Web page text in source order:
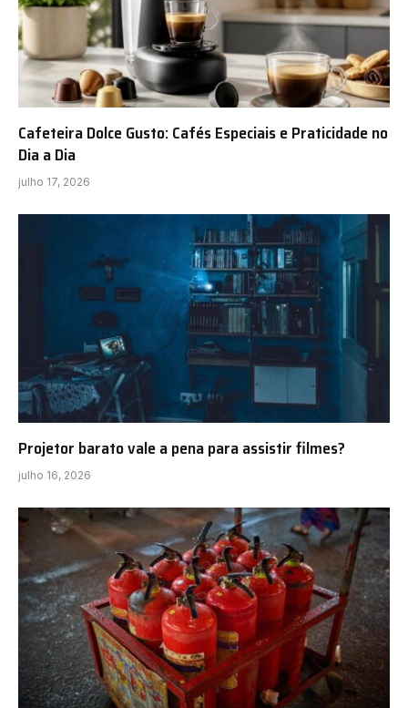
Cafeteira Dolce Gusto: Cafés Especiais e Praticidade no
Dia a Dia
julho 17, 2026
Projetor barato vale a pena para assistir filmes?
julho 16, 2026